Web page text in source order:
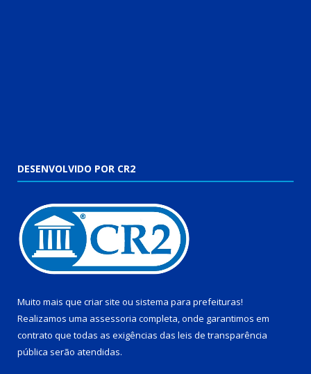
DESENVOLVIDO POR CR2
Muito mais que criar site ou sistema para prefeituras!
Realizamos uma assessoria completa, onde garantimos em
contrato que todas as exigências das leis de transparência
pública serão atendidas.